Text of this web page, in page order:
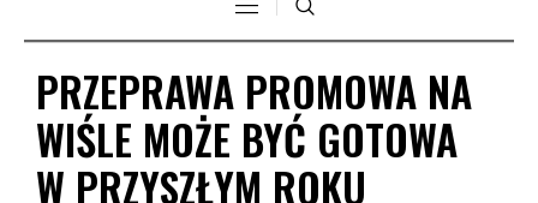
PRZEPRAWA PROMOWA NA
WIŚLE MOŻE BYĆ GOTOWA
W PRZYSZŁYM ROKU